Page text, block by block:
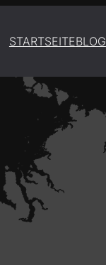
STARTSEITEBLOG